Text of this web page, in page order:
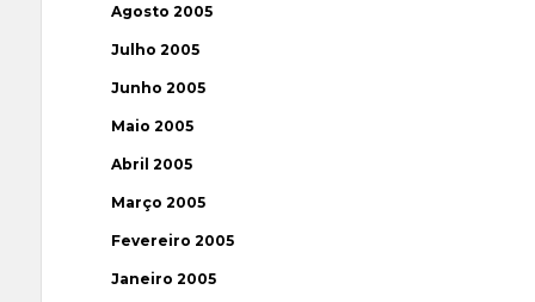
Agosto 2005
Julho 2005
Junho 2005
Maio 2005
Abril 2005
Março 2005
Fevereiro 2005
Janeiro 2005